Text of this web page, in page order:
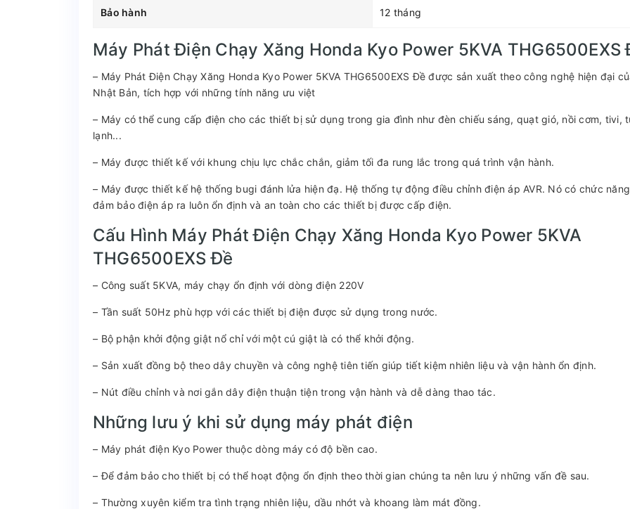
Bảo hành 12 tháng
Máy Phát Điện Chạy Xăng Honda Kyo Power 5KVA THG6500EXS
– Máy Phát Điện Chạy Xăng Honda Kyo Power 5KVA THG6500EXS Đề được sản xuất theo công nghệ hiện đại
Nhật Bản, tích hợp với những tính năng ưu việt
– Máy có thể cung cấp điện cho các thiết bị sử dụng trong gia đình như đèn chiếu sáng, quạt gió, nồi cơm, tivi,
lạnh...
– Máy được thiết kế với khung chịu lực chắc chắn, giảm tối đa rung lắc trong quá trình vận hành.
– Máy được thiết kế hệ thống bugi đánh lửa hiện đạ. Hệ thống tự động điều chỉnh điện áp AVR. Nó có chức năng
đảm bảo điện áp ra luôn ổn định và an toàn cho các thiết bị được cấp điện.
Cấu Hình Máy Phát Điện Chạy Xăng Honda Kyo Power 5KVA
THG6500EXS Đề
– Công suất 5KVA, máy chạy ổn định với dòng điện 220V
– Tần suất 50Hz phù hợp với các thiết bị điện được sử dụng trong nước.
– Bộ phận khởi động giật nổ chỉ với một cú giật là có thể khởi động.
– Sản xuất đồng bộ theo dây chuyền và công nghệ tiên tiến giúp tiết kiệm nhiên liệu và vận hành ổn định.
– Nút điều chỉnh và nơi gắn dây điện thuận tiện trong vận hành và dễ dàng thao tác.
Những lưu ý khi sử dụng máy phát điện
– Máy phát điện Kyo Power thuộc dòng máy có độ bền cao.
– Để đảm bảo cho thiết bị có thể hoạt động ổn định theo thời gian chúng ta nên lưu ý những vấn đề sau.
– Thường xuyên kiểm tra tình trạng nhiên liệu, dầu nhớt và khoang làm mát đồng.